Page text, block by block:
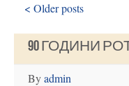
< Older posts
90 ГОДИНИ
Byadmin